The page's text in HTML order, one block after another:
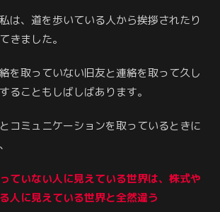
は、道を歩いている人から挨拶されたり
きました。
を取っていない旧友と連絡を取って久し
ることもしばしばあります。
コミュニケーションを取っているときに
ていない人に見えている世界は、株式や
人に見えている世界と全然違う